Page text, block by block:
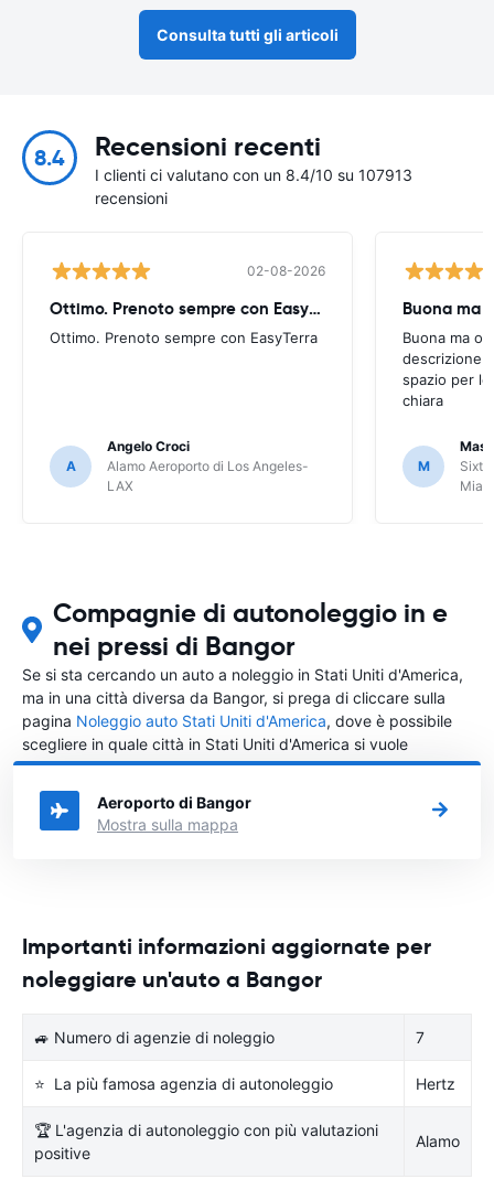
Consulta tutti gli articoli
8.4 Recensioni recenti
I clienti ci valutano con un 8.4/10 su 107913
recensioni
02-08-2026
Ottimo. Prenoto sempre con EasyTerra
Ottimo. Prenoto sempre con EasyTerra
A
Angelo Croci
Alamo Aeroporto di Los Angeles-
LAX
Buona ma
Buona ma
descrizione
spazio per
chiara
M
Sixt
Compagnie di autonoleggio in e
nei pressi di Bangor
Se si sta cercando un auto a noleggio in Stati Uniti d'America,
ma in una città diversa da Bangor, si prega di cliccare sulla
pagina Noleggio auto Stati Uniti d'America, dove è possibile
scegliere in quale città in Stati Uniti d'America si vuole
noleggiare l'auto.
Aeroporto di Bangor
Mostra sulla mappa
Importanti informazioni aggiornate per
noleggiare un'auto a Bangor
🚙 Numero di agenzie di noleggio 7
⭐ La più famosa agenzia di autonoleggio Hertz
🏆 L'agenzia di autonoleggio con più valutazioni
positive
Alamo